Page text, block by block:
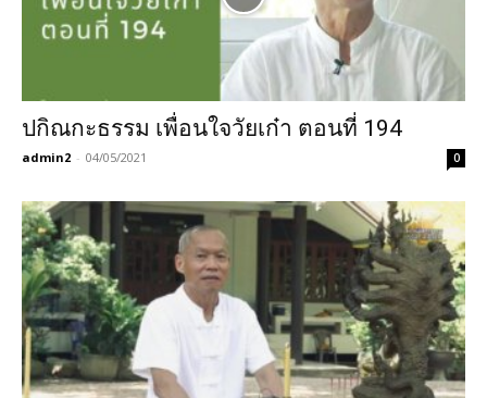
ปกิณกะธรรม เพื่อนใจวัยเก๋า ตอนที่ 194
admin2 - 04/05/2021 0